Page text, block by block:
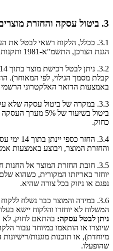
3. ביטול עסקה והחזרת מוצרים
3.1. ככלל, הלקוח רשאי לבטל את
הגנת הצרכן, התשמ"א-1981 ותקנות הגנת הצרכן (ביטול עסקה).
קבלת מסמך הגילוי, לפי המאוחר).
באמצעות הדואר האלקטרוני
3.3. במקרה של ביטול עסקה שלא
כחוק.
3.4. החזר
והחזרת המוצר, ויבוצע באמצעות
3.5. חובת החזרת המוצר אל
יוחזר באריזתו המקורית, כשהוא
נפגם או ניזוק בכל צורה שהיא.
3.6. במידה והמוצר כבר נשלח
המשלוח לא יוחזרו והלקוח יישא
ניתן לבטל עסקה: בהתאם לחוק, לא
שיוצרו או הותאמו במיוחד עבור
מיוחדת), או תוכנות מוגנות/
שהופעלו.